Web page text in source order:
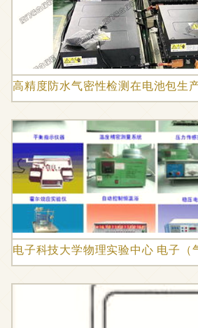
高精度防水气密性检测在电池包生
电子科技大学物理实验中心 电子